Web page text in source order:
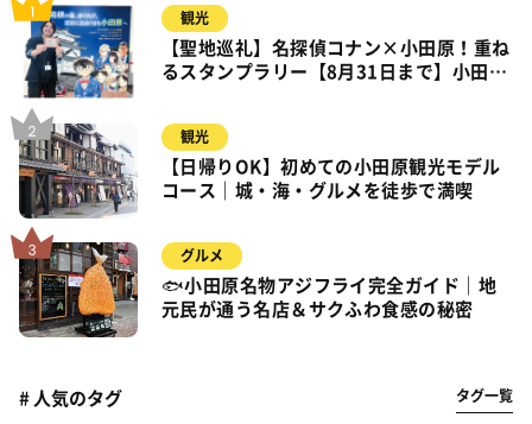
観光
【聖地巡礼】名探偵コナン×小田原！重ね
るスタンプラリー【8月31日まで】小田
観光
【日帰りOK】初めての小田原観光モデル
コース｜城・海・グルメを徒歩で満喫
グルメ
🐟小田原名物アジフライ完全ガイド｜地
元民が通う名店＆サクふわ食感の秘密
# 人気のタグ タグ一覧